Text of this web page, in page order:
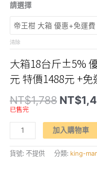
請選擇
清除
大箱18台斤±5%
元 特價1488元 +免
NT$1,788 原
始
格：
NT$
已售完
【清
帝
王
柑】
斗
加入購物車
貨號: 不提供 分類: king-